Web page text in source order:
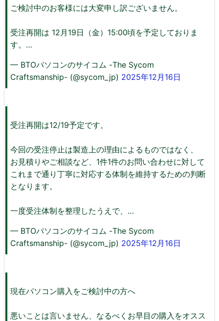
ご検討中のお客様には大変申し訳ございません。
受注再開は 12月19日（金）15:00頃を予定しておりま
す。…
— BTOパソコンのサイコム -The Sycom
Craftsmanship- (@sycom_jp) 2025年12月16日
受注再開は12/19予定です。
今回の受注停止は製造上の理由によるものではなく、
お見積りやご相談など、1件1件のお問い合わせに対して
これまで通り丁寧に対応する体制を維持するための判断
となります。
一度受注体制を整理したうえで、…
— BTOパソコンのサイコム -The Sycom
Craftsmanship- (@sycom_jp) 2025年12月16日
現在パソコン購入をご検討中の方へ
悪いことは言いません、なるべくお早目の購入をオスス